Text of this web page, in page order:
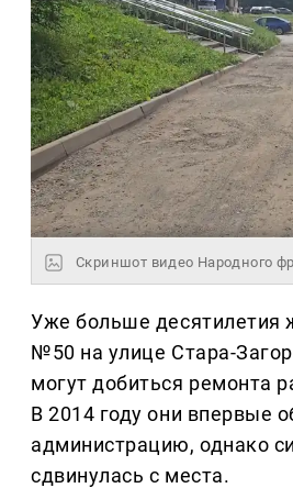
Скриншот видео Народного
Уже больше десятилетия
№50 на улице Стара-
могут добиться ремонта
В 2014 году они впервые
администрацию, однако
сдвинулась с места.